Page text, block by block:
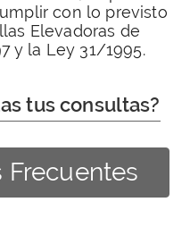
con lo previsto
Elevadoras de
y la Ley 31/1995.
tus consultas?
Frecuentes